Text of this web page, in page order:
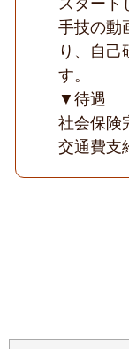
手技の動
り、自
す。
▼待遇
社会保険
交通費支